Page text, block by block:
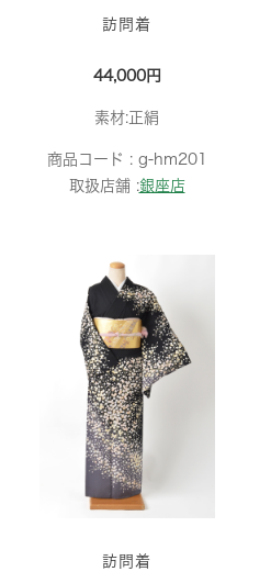
訪問着
44,000円
素材:正絹
商品コード : g-hm201
取扱店舗 :銀座店
訪問着